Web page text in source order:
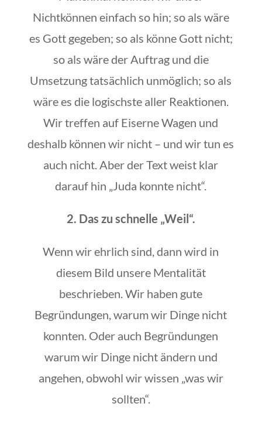
Nichtkönnen einfach so hin; so als wäre
es Gott gegeben; so als könne Gott nicht;
so als wäre der Auftrag und die
Umsetzung tatsächlich unmöglich; so als
wäre es die logischste aller Reaktionen.
Wir treffen auf Eiserne Wagen und
deshalb können wir nicht – und wir tun es
auch nicht. Aber der Text weist klar
darauf hin „Juda konnte nicht“.
2. Das zu schnelle „Weil“.
Wenn wir ehrlich sind, dann wird in
diesem Bild unsere Mentalität
beschrieben. Wir haben gute
Begründungen, warum wir Dinge nicht
konnten. Oder auch Begründungen
warum wir Dinge nicht ändern und
angehen, obwohl wir wissen „was wir
sollten“.